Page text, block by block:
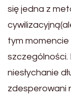
się jedna z
tym momencie
szczególności.
niesłychanie
zdesperowani